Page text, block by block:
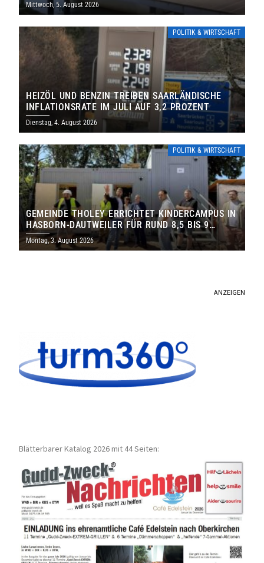
Mittwoch, 5. August 2026
POLITIK & WIRTSCHAFT
HEIZÖL UND BENZIN TREIBEN SAARLÄNDISCHE
INFLATIONSRATE IM JULI AUF 3,2 PROZENT
Dienstag, 4. August 2026
POLITIK & WIRTSCHAFT
GEMEINDE THOLEY ERRICHTET KINDERCAMPUS IN
HASBORN-DAUTWEILER FÜR RUND 8,5 BIS 9
MILLIONEN EURO
Montag, 3. August 2026
ANZEIGEN
Blätterbarer Katalog 2026 mit 44 Seiten: